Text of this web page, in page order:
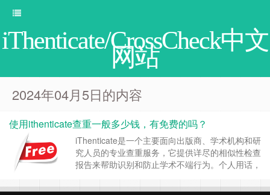
iThenticate/CrossCheck中文
网站
2024年04月5日的内容
使用ithenticate查重一般多少钱，有免费的吗？
iThenticate是一个主要面向出版商、学术机构和研
究人员的专业查重服务，它提供详尽的相似性检查
报告来帮助识别和防止学术不端行为。个人用话，
下，最低收费是100美元，按现在的汇率，大概